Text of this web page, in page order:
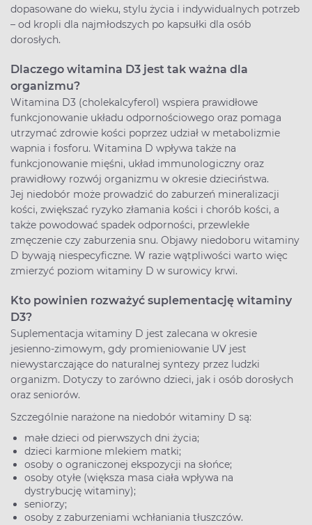
dopasowane do wieku, stylu życia i indywidualnych potrzeb
– od kropli dla najmłodszych po kapsułki dla osób
dorosłych.
Dlaczego witamina D3 jest tak ważna dla
organizmu?
Witamina D3 (cholekalcyferol) wspiera prawidłowe
funkcjonowanie układu odpornościowego oraz pomaga
utrzymać zdrowie kości poprzez udział w metabolizmie
wapnia i fosforu. Witamina D wpływa także na
funkcjonowanie mięśni, układ immunologiczny oraz
prawidłowy rozwój organizmu w okresie dzieciństwa.
Jej niedobór może prowadzić do zaburzeń mineralizacji
kości, zwiększać ryzyko złamania kości i chorób kości, a
także powodować spadek odporności, przewlekłe
zmęczenie czy zaburzenia snu. Objawy niedoboru witaminy
D bywają niespecyficzne. W razie wątpliwości warto więc
zmierzyć poziom witaminy D w surowicy krwi.
Kto powinien rozważyć suplementację witaminy
D3?
Suplementacja witaminy D jest zalecana w okresie
jesienno-zimowym, gdy promieniowanie UV jest
niewystarczające do naturalnej syntezy przez ludzki
organizm. Dotyczy to zarówno dzieci, jak i osób dorosłych
oraz seniorów.
Szczególnie narażone na niedobór witaminy D są:
małe dzieci od pierwszych dni życia;
dzieci karmione mlekiem matki;
osoby o ograniczonej ekspozycji na słońce;
osoby otyłe (większa masa ciała wpływa na
dystrybucję witaminy);
seniorzy;
osoby z zaburzeniami wchłaniania tłuszczów.